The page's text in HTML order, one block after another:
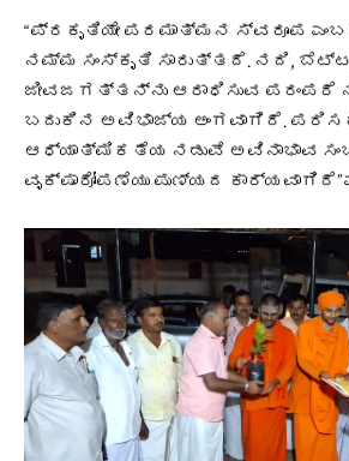
“ಪ್ರಕೃತಿಯೇ ಪರಮಾತ್ಮನ ಸ್ವರೂಪ
ನಮ್ಮ ಸಂಸ್ಕೃತಿ ಸಾರುತ್ತದೆ. ನದಿ,
ಜೀವಜಗತ್ತನ್ನು ಆರಾಧಿಸುವ
ಬದುಕಿನ ಅವಿಭಾಜ್ಯ ಅಂಗವಾಗಿದೆ.
ಆಧ್ಯಾತ್ಮಿಕತೆಯ ನಡುವೆ ಅವಿನಾಭಾವ
ವೃಕ್ಷಾರೋಪಣೆಯು ಪುಣ್ಯದ